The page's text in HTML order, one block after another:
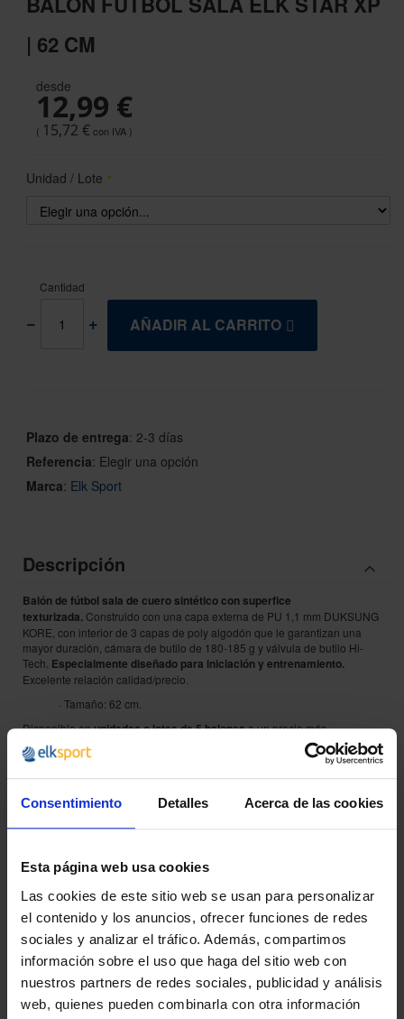
Consentimiento Detalles Acerca de las cookies
Esta página web usa cookies
Las cookies de este sitio web se usan para personalizar
el contenido y los anuncios, ofrecer funciones de redes
sociales y analizar el tráfico. Además, compartimos
información sobre el uso que haga del sitio web con
nuestros partners de redes sociales, publicidad y análisis
web, quienes pueden combinarla con otra información
the
images
gallery
| 62 CM
desde
12,99 €
15,72 €
Unidad / Lote
Cantidad
AÑADIR AL CARRITO
Plazo de entrega: 2-3 días
Referencia: Elegir una opción
Marca: Elk Sport
Descripción
Balón de fútbol sala de cuero sintético con superfice
texturizada. Construido con una capa externa de PU 1,1 mm DUKSUNG
KORE, con interior de 3 capas de poly algodón que le garantizan una
mayor duración, cámara de butilo de 180-185 g y válvula de butilo Hi-
Tech. Especialmente diseñado para iniciación y entrenamiento.
Excelente relación calidad/precio.
· Tamaño: 62 cm.
Disponible enunidades o lotes de 5 balonesa un precio más
económico.
¿POR QUÉ ELEGIRNOS?
Desde 1988
Innovando contigo
Especialistas en colectivos
Descubre nuestras ventajas